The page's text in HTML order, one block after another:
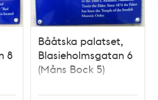
8
Bååtska palatset,
Blasieholmsgatan 6
(Måns Bock 5)